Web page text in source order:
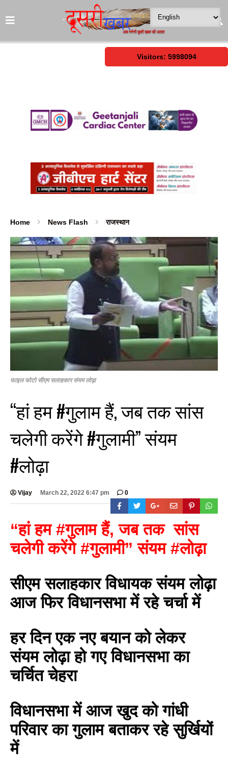
Visitors: 5998094
Home News Flash राजस्थान
फाइल फोटो सीएम सलाहकार संयम लोढ़ा
“हां हम #गुलाम हैं, जब तक सांस
चलेगी करेंगे #गुलामी” संयम
#लोढ़ा
Vijay March 22, 2022 6:47 pm 0
“हां हम #गुलाम हैं, जब तक सांस
चलेगी करेंगे #गुलामी” संयम #लोढ़ा
सीएम सलाहकार विधायक संयम लोढ़ा
आज फिर विधानसभा में रहे चर्चा में
हर दिन एक नए बयान को लेकर
संयम लोढ़ा हो गए विधानसभा का
चर्चित चेहरा
विधानसभा में आज खुद को गांधी
परिवार का गुलाम बताकर रहे सुर्खियों
में